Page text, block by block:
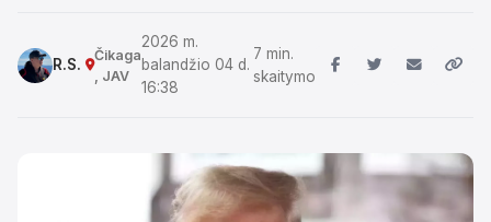
R.S.
Čikaga
, JAV
2026 m.
balandžio 04 d.
16:38
7 min.
skaitymo